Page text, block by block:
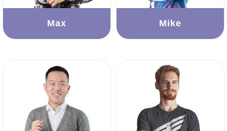
Max Mike